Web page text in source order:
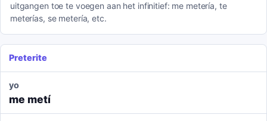
uitgangen toe te voegen aan het infinitief: me metería, te
meterías, se metería, etc.
Preterite
yo
me metí